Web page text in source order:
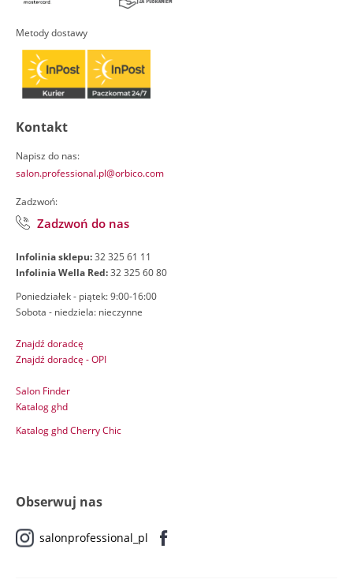
Metody dostawy
Kontakt
Napisz do nas:
salon.professional.pl@orbico.com
Zadzwoń:
Zadzwoń do nas
Infolinia sklepu:32 325 61 11
Infolinia Wella Red:32 325 60 80
Poniedziałek - piątek: 9:00-16:00
Sobota - niedziela: nieczynne
Znajdź doradcę
Znajdź doradcę - OPI
Salon Finder
Katalog ghd
Katalog ghd Cherry Chic
Obserwuj nas
salonprofessional_pl